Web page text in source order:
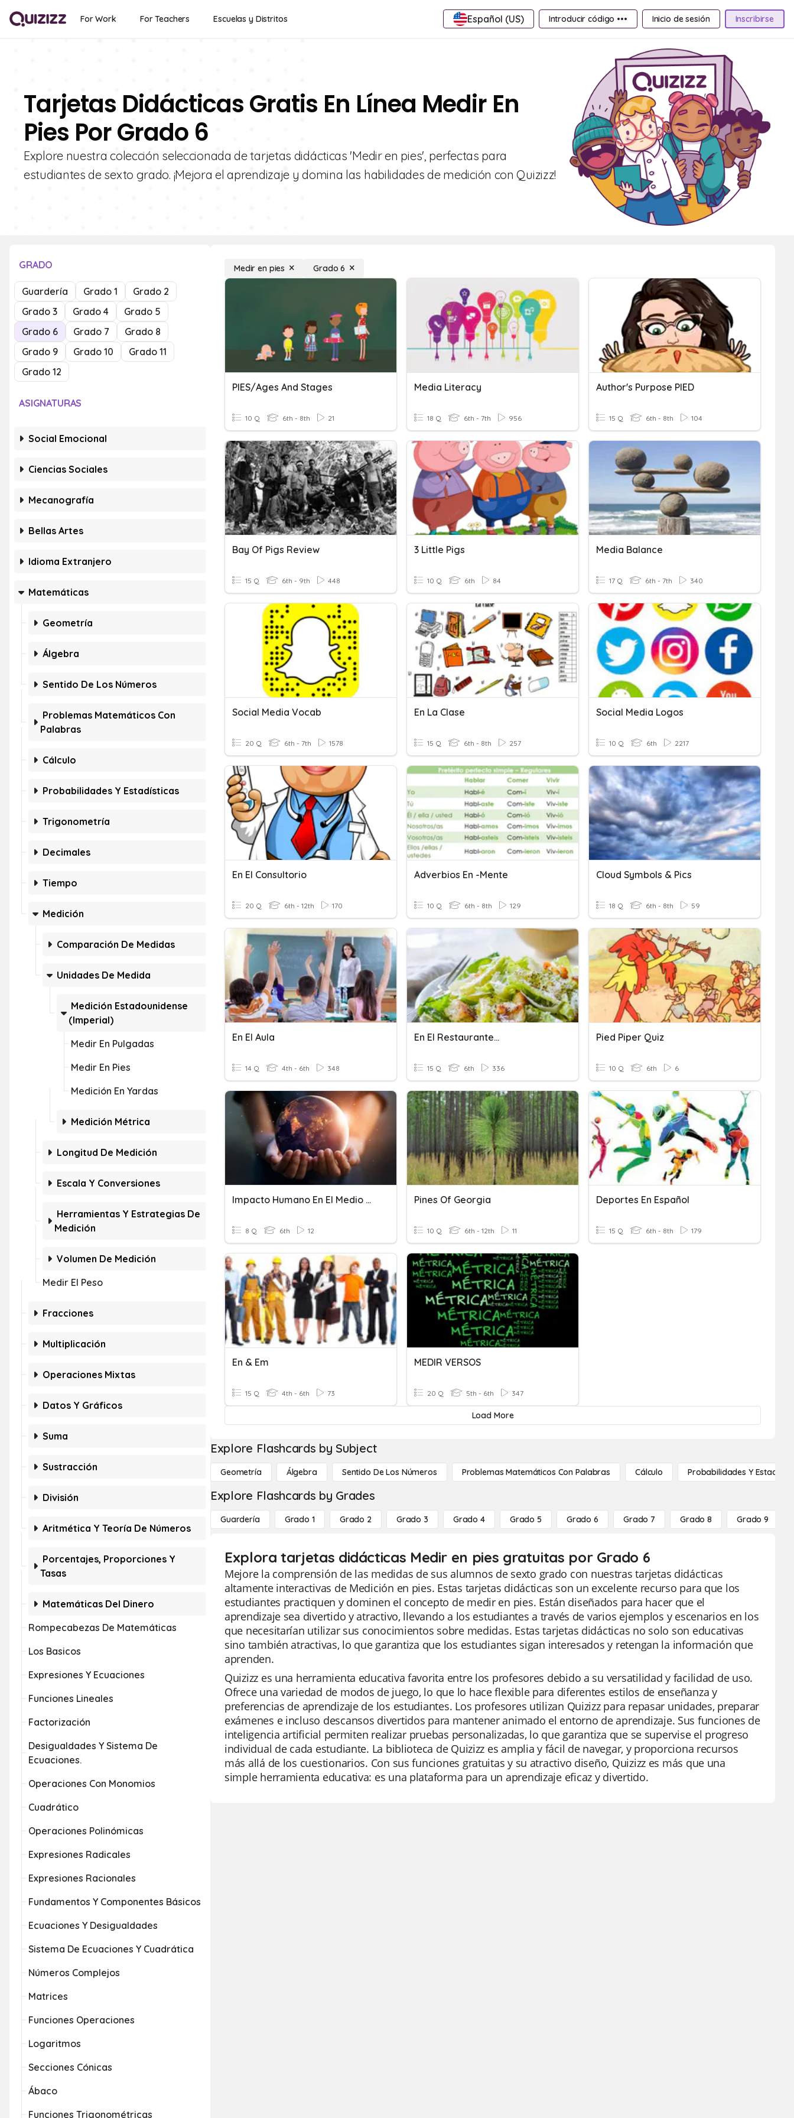
For Work For Teachers Escuelas y Distritos Español (US) Introducir código ••• Inicio de sesión Inscribirse
Tarjetas Didácticas Gratis En Línea Medir En
Pies Por Grado 6
Explore nuestra colección seleccionada de tarjetas didácticas 'Medir en pies', perfectas para
estudiantes de sexto grado. ¡Mejora el aprendizaje y domina las habilidades de medición con Quizizz!
GRADO
Guardería Grado 1
Grado 2
Grado 3
Grado 4
Grado 5
Grado 6
Grado 7
Grado 8
Grado 9
Grado 10
Grado 11
Grado 12
ASIGNATURAS
Social Emocional
Ciencias Sociales
Mecanografía
Bellas Artes
Idioma Extranjero
Matemáticas
Geometría
Álgebra
Sentido De Los Números
Problemas Matemáticos Con
Palabras
Cálculo
Probabilidades Y Estadísticas
Trigonometría
Decimales
Tiempo
Medición
Comparación De Medidas
Unidades De Medida
Medición Estadounidense
(imperial)
Medir En Pulgadas
Medir En Pies
Medición En Yardas
Medición Métrica
Longitud De Medición
Escala Y Conversiones
Herramientas Y Estrategias De
Medición
Volumen De Medición
Medir El Peso
Fracciones
Multiplicación
Operaciones Mixtas
Datos Y Gráficos
Suma
Sustracción
División
Aritmética Y Teoría De Números
Porcentajes, Proporciones Y
Tasas
Matemáticas Del Dinero
Rompecabezas De Matemáticas
Los Basicos
Expresiones Y Ecuaciones
Funciones Lineales
Factorización
Desigualdades Y Sistema De
Ecuaciones.
Operaciones Con Monomios
Cuadrático
Operaciones Polinómicas
Expresiones Radicales
Expresiones Racionales
Fundamentos Y Componentes Básicos
Ecuaciones Y Desigualdades
Sistema De Ecuaciones Y Cuadrática
Números Complejos
Matrices
Funciones Operaciones
Logaritmos
Secciones Cónicas
Ábaco
Funciones Trigonométricas
Medir en pies Grado 6
PIES/Ages And Stages
10 Q 6th - 8th 21
Media Literacy
18 Q 6th - 7th 956
Author's Purpose PIED
15 Q 6th - 8th 104
Bay Of Pigs Review
15 Q 6th - 9th 448
3 Little Pigs
10 Q 6th 84
Media Balance
17 Q 6th - 7th 340
Social Media Vocab
20 Q 6th - 7th 1578
En La Clase
15 Q 6th - 8th 257
Social Media Logos
10 Q 6th 2217
En El Consultorio
20 Q 6th - 12th 170
Adverbios En -mente
10 Q 6th - 8th 129
Cloud Symbols & Pics
18 Q 6th - 8th 59
En El Aula
14 Q 4th - 6th 348
En El Restaurante...
15 Q 6th 336
Pied Piper Quiz
10 Q 6th 6
Impacto Humano En El Medio Ambiente
8 Q 6th 12
Pines Of Georgia
10 Q 6th - 12th 11
Deportes En Español
15 Q 6th - 8th 179
En & Em
15 Q 4th - 6th 73
MEDIR VERSOS
20 Q 5th - 6th 347
Load More
Explore Flashcards by Subject
Geometría Álgebra Sentido De Los Números Problemas Matemáticos Con Palabras Cálculo Probabilidades Y
Explore Flashcards by Grades
Guardería Grado 1 Grado 2 Grado 3 Grado 4 Grado 5 Grado 6 Grado 7 Grado 8 Grado 9
Explora tarjetas didácticas Medir en pies gratuitas por Grado 6
Mejore la comprensión de las medidas de sus alumnos de sexto grado con nuestras tarjetas didácticas
altamente interactivas de Medición en pies. Estas tarjetas didácticas son un excelente recurso para que los
estudiantes practiquen y dominen el concepto de medir en pies. Están diseñados para hacer que el
aprendizaje sea divertido y atractivo, llevando a los estudiantes a través de varios ejemplos y escenarios en los
que necesitarían utilizar sus conocimientos sobre medidas. Estas tarjetas didácticas no solo son educativas
sino también atractivas, lo que garantiza que los estudiantes sigan interesados y retengan la información que
aprenden.
Quizizz es una herramienta educativa favorita entre los profesores debido a su versatilidad y facilidad de uso.
Ofrece una variedad de modos de juego, lo que lo hace flexible para diferentes estilos de enseñanza y
preferencias de aprendizaje de los estudiantes. Los profesores utilizan Quizizz para repasar unidades, preparar
exámenes e incluso descansos divertidos para mantener animado el entorno de aprendizaje. Sus funciones de
inteligencia artificial permiten realizar pruebas personalizadas, lo que garantiza que se supervise el progreso
individual de cada estudiante. La biblioteca de Quizizz es amplia y fácil de navegar, y proporciona recursos
más allá de los cuestionarios. Con sus funciones gratuitas y su atractivo diseño, Quizizz es más que una
simple herramienta educativa: es una plataforma para un aprendizaje eficaz y divertido.